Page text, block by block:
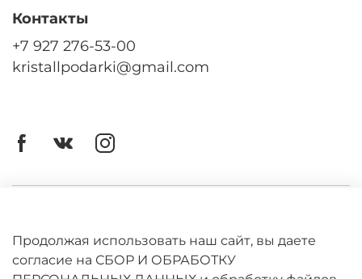
Оферта
Политика конфиденциальности
Контакты
+7 927 276-53-00
kristallpodarki@gmail.com
Продолжая использовать наш сайт, вы даете
согласие на СБОР И ОБРАБОТКУ